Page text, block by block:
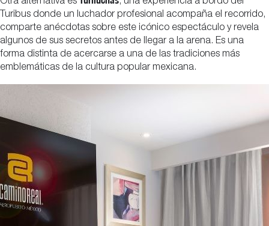
Otra alternativa es
, una experiencia a bordo del
Turibus donde un luchador profesional acompaña el recorrido,
comparte anécdotas sobre este icónico espectáculo y revela
algunos de sus secretos antes de llegar a la arena. Es una
forma distinta de acercarse a una de las tradiciones más
emblemáticas de la cultura popular mexicana.